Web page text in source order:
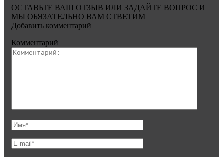
ОСТАВЬТЕ ВАШ ОТЗЫВ ИЛИ ЗАДАЙТЕ ВОПРОС И
МЫ ОБЯЗАТЕЛЬНО ВАМ ОТВЕТИМ
Добавить комментарий
Комментарий